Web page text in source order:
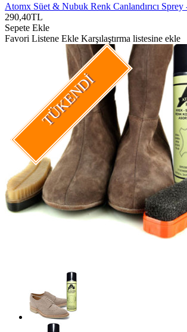
Atomx Süet & Nubuk Renk Canlandırıcı Sprey
290,40TL
Sepete Ekle
Favori Listene Ekle Karşılaştırma listesine ekle
TÜKENDI